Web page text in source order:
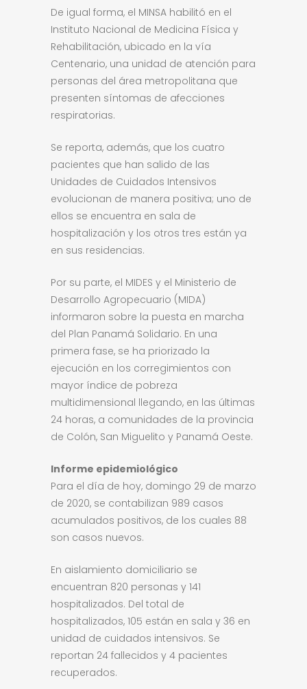
De igual forma, el MINSA habilitó en el
Instituto Nacional de Medicina Física y
Rehabilitación, ubicado en la vía
Centenario, una unidad de atención para
personas del área metropolitana que
presenten síntomas de afecciones
respiratorias.
Se reporta, además, que los cuatro
pacientes que han salido de las
Unidades de Cuidados Intensivos
evolucionan de manera positiva; uno de
ellos se encuentra en sala de
hospitalización y los otros tres están ya
en sus residencias.
Por su parte, el MIDES y el Ministerio de
Desarrollo Agropecuario (MIDA)
informaron sobre la puesta en marcha
del Plan Panamá Solidario. En una
primera fase, se ha priorizado la
ejecución en los corregimientos con
mayor índice de pobreza
multidimensional llegando, en las últimas
24 horas, a comunidades de la provincia
de Colón, San Miguelito y Panamá Oeste.
Informe epidemiológico
Para el día de hoy, domingo 29 de marzo
de 2020, se contabilizan 989 casos
acumulados positivos, de los cuales 88
son casos nuevos.
En aislamiento domiciliario se
encuentran 820 personas y 141
hospitalizados. Del total de
hospitalizados, 105 están en sala y 36 en
unidad de cuidados intensivos. Se
reportan 24 fallecidos y 4 pacientes
recuperados.